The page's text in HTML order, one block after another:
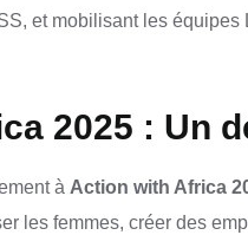
et mobilisant les équipes
2025 : Un
à Action with Africa
les femmes, créer des